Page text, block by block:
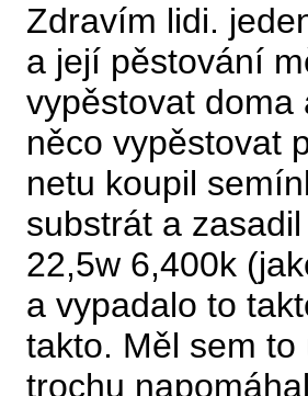
Zdravím lidi.
a její pěstování
vypěstovat doma
něco vypěstovat
netu koupil
substrát a
22,5w 6,400k
a vypadalo to
takto. Měl sem
trochu